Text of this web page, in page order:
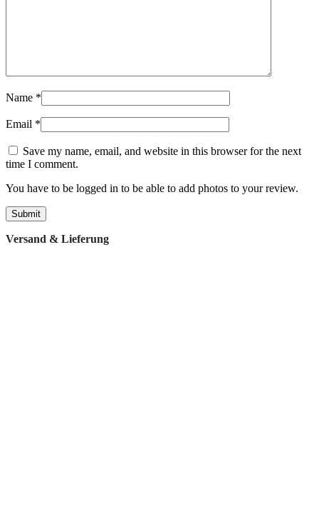
Name *
Email *
Save my name, email, and website in this browser for the next
time I comment.
You have to be logged in to be able to add photos to your review.
Versand & Lieferung